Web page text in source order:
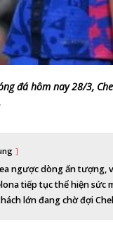
đá hôm nay 28/3,
ngược dòng ấn tượng,
tiếp tục thể hiện sức
lớn đang chờ đợi